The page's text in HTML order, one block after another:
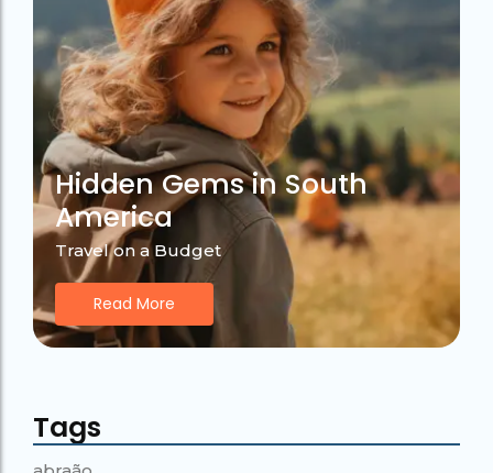
Hidden Gems in South
America
Travel on a Budget
Read More
Tags